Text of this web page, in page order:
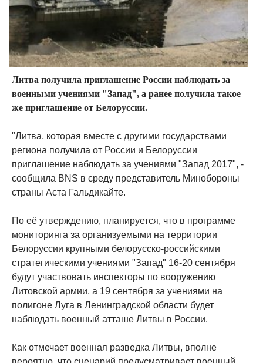
Литва получила приглашение России наблюдать за
военными учениями "Запад", а ранее получила такое
же приглашение от Белоруссии.
"Литва, которая вместе с другими государствами
региона получила от России и Белоруссии
приглашение наблюдать за учениями "Запад 2017", -
сообщила BNS в среду представитель Минобороны
страны Аста Гальдикайте.
По её утверждению, планируется, что в программе
мониторинга за организуемыми на территории
Белоруссии крупными белорусско-российскими
стратегическими учениями "Запад" 16-20 сентября
будут участвовать инспекторы по вооружению
Литовской армии, а 19 сентября за учениями на
полигоне Луга в Ленинградской области будет
наблюдать военный атташе Литвы в России.
Как отмечает военная разведка Литвы, вполне